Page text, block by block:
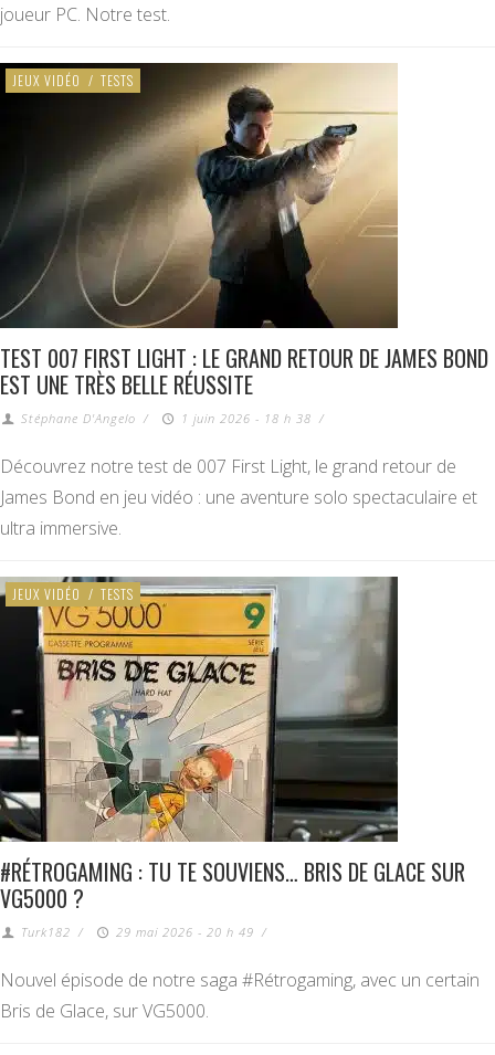
joueur PC. Notre test.
JEUX VIDÉO / TESTS
TEST 007 FIRST LIGHT : LE GRAND RETOUR DE JAMES BOND
EST UNE TRÈS BELLE RÉUSSITE
Stéphane D'Angelo / 1 juin 2026 - 18 h 38 /
Découvrez notre test de 007 First Light, le grand retour de
James Bond en jeu vidéo : une aventure solo spectaculaire et
ultra immersive.
JEUX VIDÉO / TESTS
#RÉTROGAMING : TU TE SOUVIENS… BRIS DE GLACE SUR
VG5000 ?
Turk182 / 29 mai 2026 - 20 h 49 /
Nouvel épisode de notre saga #Rétrogaming, avec un certain
Bris de Glace, sur VG5000.